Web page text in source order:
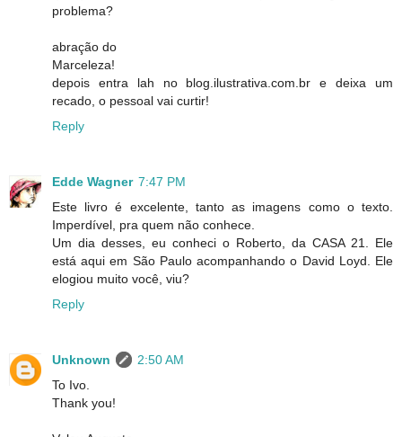
problema?
abração do
Marceleza!
depois entra lah no blog.ilustrativa.com.br e deixa um
recado, o pessoal vai curtir!
Reply
Edde Wagner 7:47 PM
Este livro é excelente, tanto as imagens como o texto.
Imperdível, pra quem não conhece.
Um dia desses, eu conheci o Roberto, da CASA 21. Ele
está aqui em São Paulo acompanhando o David Loyd. Ele
elogiou muito você, viu?
Reply
Unknown
2:50 AM
To Ivo.
Thank you!